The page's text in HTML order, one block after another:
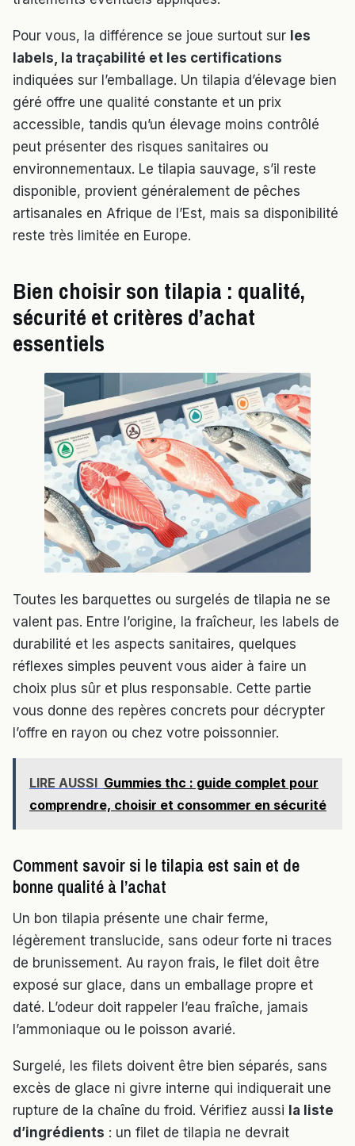
Pour vous, la différence se joue surtout sur les
labels, la traçabilité et les certifications
indiquées sur l’emballage. Un tilapia d’élevage bien
géré offre une qualité constante et un prix
accessible, tandis qu’un élevage moins contrôlé
peut présenter des risques sanitaires ou
environnementaux. Le tilapia sauvage, s’il reste
disponible, provient généralement de pêches
artisanales en Afrique de l’Est, mais sa disponibilité
reste très limitée en Europe.
Bien choisir son tilapia : qualité,
sécurité et critères d’achat
essentiels
Toutes les barquettes ou surgelés de tilapia ne se
valent pas. Entre l’origine, la fraîcheur, les labels de
durabilité et les aspects sanitaires, quelques
réflexes simples peuvent vous aider à faire un
choix plus sûr et plus responsable. Cette partie
vous donne des repères concrets pour décrypter
l’offre en rayon ou chez votre poissonnier.
LIRE AUSSI Gummies thc : guide complet pour
comprendre, choisir et consommer en sécurité
Comment savoir si le tilapia est sain et de
bonne qualité à l’achat
Un bon tilapia présente une chair ferme,
légèrement translucide, sans odeur forte ni traces
de brunissement. Au rayon frais, le filet doit être
exposé sur glace, dans un emballage propre et
daté. L’odeur doit rappeler l’eau fraîche, jamais
l’ammoniaque ou le poisson avarié.
Surgelé, les filets doivent être bien séparés, sans
excès de glace ni givre interne qui indiquerait une
rupture de la chaîne du froid. Vérifiez aussi la liste
d’ingrédients : un filet de tilapia ne devrait